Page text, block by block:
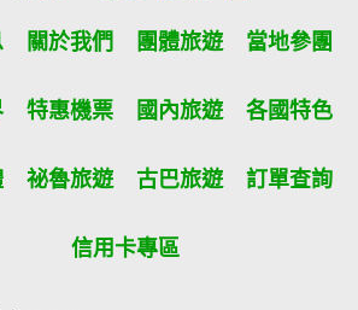
關於我們 團體旅遊 當地參團
特惠機票 國內旅遊 各國特色
祕魯旅遊 古巴旅遊 訂單查詢
信用卡專區